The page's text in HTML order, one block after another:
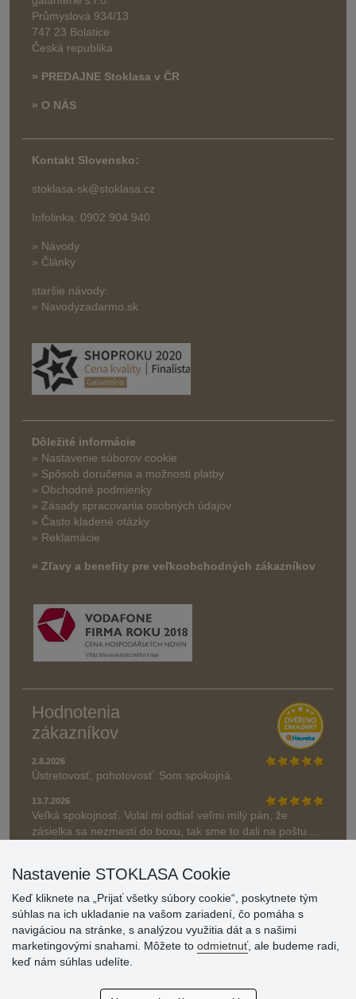
Průmyslová 934/13
747 23 Bolatice
Česká republika
» PREDAJNE Stoklasa v ČR
» O NÁS
Kontakt Slovensko:
stoklasa-sk@stoklasa.cz
Infolinka: 0902 904 940
» Návody
» Články
staršie návody:
» Navodyzadarmo.sk
Dôležité informácie
» Nastavenie súborov cookie
» Spôsob doručenia a možnosti platby
» Obchodné podmienky
» Zásady spracovania osobných údajov
» Často kladené otázky
» Reklamácie
» Zľavy a benefity pre veľkoobchodných zákazníkov
Hodnotenia
zákazníkov
2.8.2026
Ústretovosť, pohotovosť. Som spokojná.
13.7.2026
Veľká spokojnosť. Volal mi odtiaľ veľmi milý pán, že
zásielka sa nezmestí do boxu, tak sme to dali na poštu....
» Aktuálne 6948 recenzií
Nastavenie STOKLASA Cookie
Keď kliknete na „Prijať všetky súbory cookie“, poskytnete tým
súhlas na ich ukladanie na vašom zariadení, čo pomáha s
navigáciou na stránke, s analýzou využitia dát a s našimi
marketingovými snahami. Môžete to odmietnuť, ale budeme radi,
keď nám súhlas udelíte.